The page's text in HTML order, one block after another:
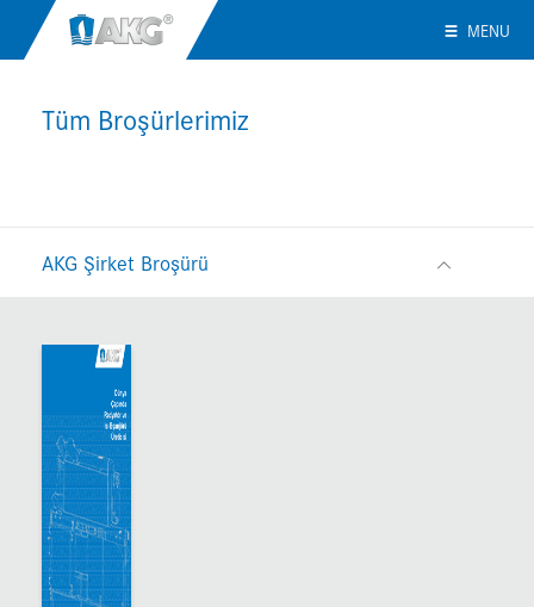
MENU
Tüm Broşürlerimiz
AKG Şirket Broşürü